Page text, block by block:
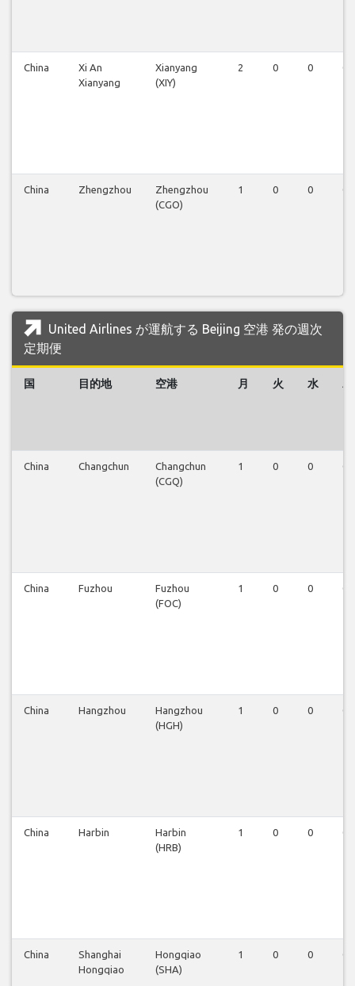
China
Xi An
Xianyang
Xianyang
(XIY)
2 0 0 0
China Zhengzhou
Zhengzhou
(CGO)
1 0 0 0
United Airlines が運航する Beijing 空港 発の週次
定期便
国 目的地 空港 月 火 水 木
China Changchun
Changchun
(CGQ)
1 0 0 0
China Fuzhou
Fuzhou
(FOC)
1 0 0 0
China Hangzhou
Hangzhou
(HGH)
1 0 0 0
China Harbin
Harbin
(HRB)
1 0 0 0
China
Shanghai
Hongqiao
Hongqiao
(SHA)
1 0 0 0